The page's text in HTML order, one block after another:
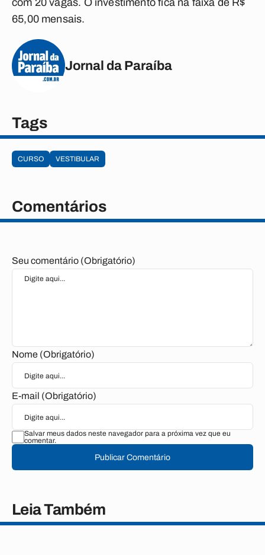
com 20 vagas. O investimento fica na faixa de R$
65,00 mensais.
Jornal da Paraíba
Tags
CURSO VESTIBULAR
Comentários
Seu comentário (Obrigatório)
Nome (Obrigatório)
E-mail (Obrigatório)
Salvar meus dados neste navegador para a próxima vez que eu
comentar.
Publicar Comentário
Leia Também